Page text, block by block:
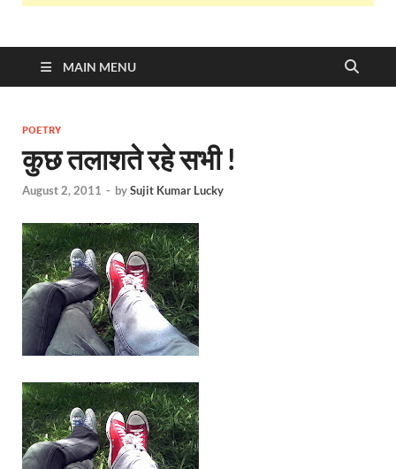
MAIN MENU
POETRY
कुछ तलाशते रहे सभी !
August 2, 2011 - bySujit Kumar Lucky